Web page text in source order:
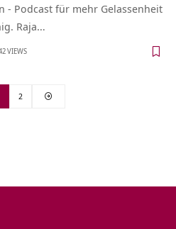
- Podcast für mehr Gelassenheit
Raja…
VIEWS
2